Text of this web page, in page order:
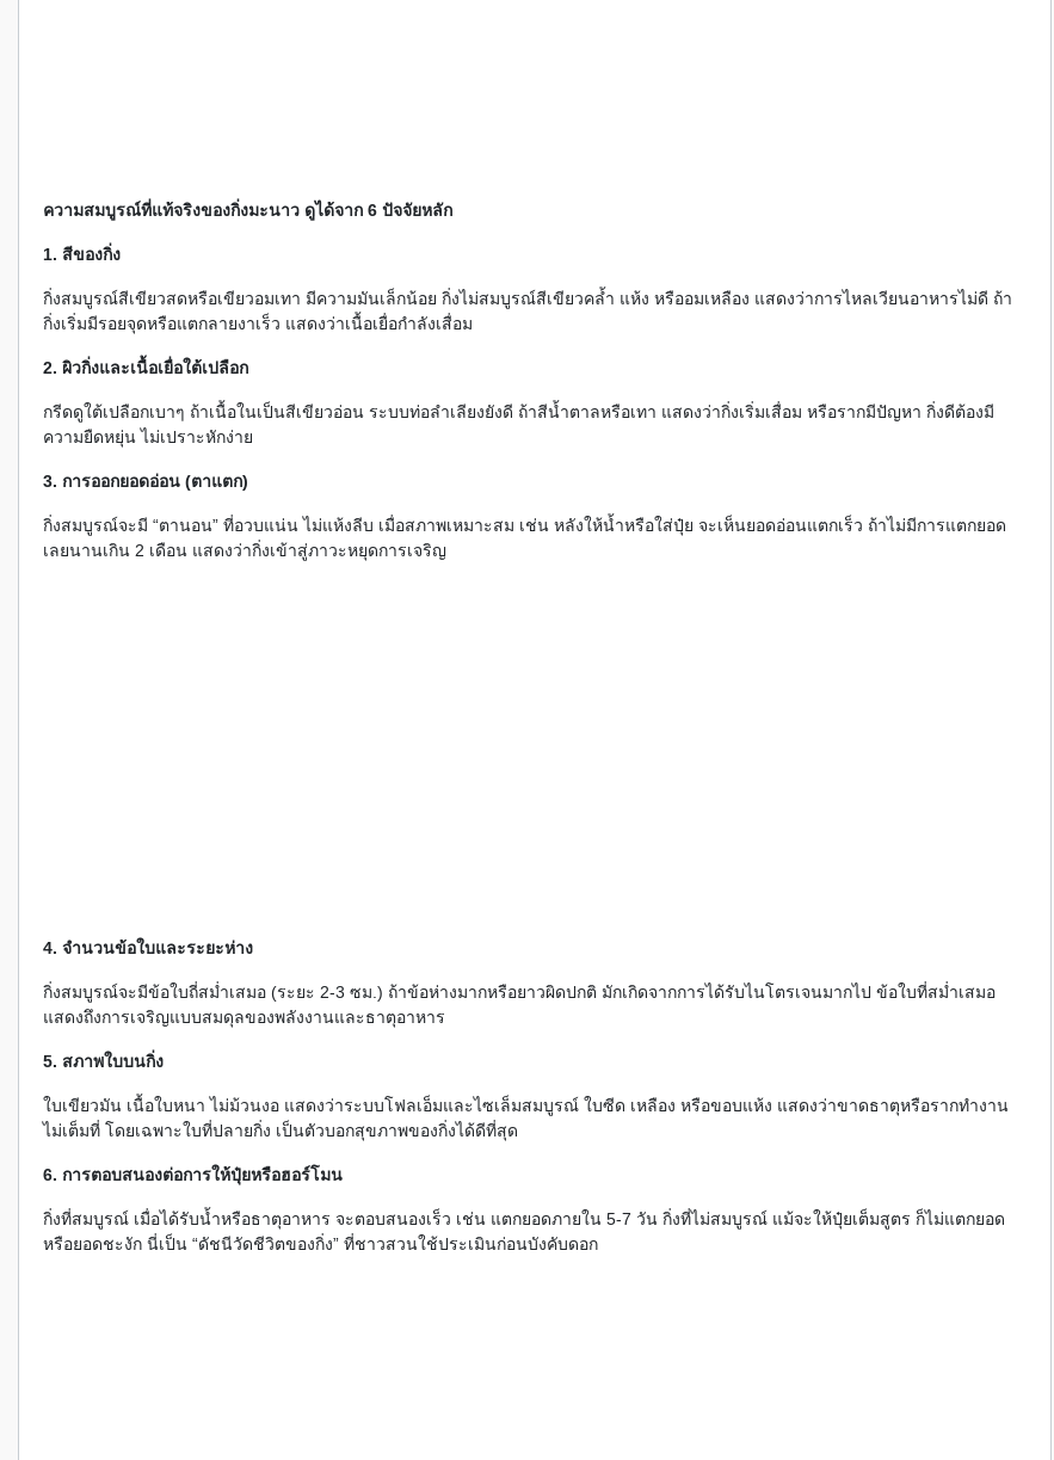
ความสมบูรณ์ที่แท้จริงของกิ่งมะนาว ดูได้จาก 6 ปัจจัยหลัก
1. สีของกิ่ง
กิ่งสมบูรณ์สีเขียวสดหรือเขียวอมเทา มีความมันเล็กน้อย กิ่งไม่สมบูรณ์สีเขียวคล้ำ แห้ง หรืออมเหลือง แสดงว่าการไหลเวียนอาหารไม่ดี ถ้า
กิ่งเริ่มมีรอยจุดหรือแตกลายงาเร็ว แสดงว่าเนื้อเยื่อกำลังเสื่อม
2. ผิวกิ่งและเนื้อเยื่อใต้เปลือก
กรีดดูใต้เปลือกเบาๆ ถ้าเนื้อในเป็นสีเขียวอ่อน ระบบท่อลำเลียงยังดี ถ้าสีน้ำตาลหรือเทา แสดงว่ากิ่งเริ่มเสื่อม หรือรากมีปัญหา กิ่งดีต้องมี
ความยืดหยุ่น ไม่เปราะหักง่าย
3. การออกยอดอ่อน (ตาแตก)
กิ่งสมบูรณ์จะมี “ตานอน” ที่อวบแน่น ไม่แห้งลีบ เมื่อสภาพเหมาะสม เช่น หลังให้น้ำหรือใส่ปุ๋ย จะเห็นยอดอ่อนแตกเร็ว ถ้าไม่มีการแตกยอด
เลยนานเกิน 2 เดือน แสดงว่ากิ่งเข้าสู่ภาวะหยุดการเจริญ
4. จำนวนข้อใบและระยะห่าง
กิ่งสมบูรณ์จะมีข้อใบถี่สม่ำเสมอ (ระยะ 2-3 ซม.) ถ้าข้อห่างมากหรือยาวผิดปกติ มักเกิดจากการได้รับไนโตรเจนมากไป ข้อใบที่สม่ำเสมอ
แสดงถึงการเจริญแบบสมดุลของพลังงานและธาตุอาหาร
5. สภาพใบบนกิ่ง
ใบเขียวมัน เนื้อใบหนา ไม่ม้วนงอ แสดงว่าระบบโฟลเอ็มและไซเล็มสมบูรณ์ ใบซีด เหลือง หรือขอบแห้ง แสดงว่าขาดธาตุหรือรากทำงาน
ไม่เต็มที่ โดยเฉพาะใบที่ปลายกิ่ง เป็นตัวบอกสุขภาพของกิ่งได้ดีที่สุด
6. การตอบสนองต่อการให้ปุ๋ยหรือฮอร์โมน
กิ่งที่สมบูรณ์ เมื่อได้รับน้ำหรือธาตุอาหาร จะตอบสนองเร็ว เช่น แตกยอดภายใน 5-7 วัน กิ่งที่ไม่สมบูรณ์ แม้จะให้ปุ๋ยเต็มสูตร ก็ไม่แตกยอด
หรือยอดชะงัก นี่เป็น “ดัชนีวัดชีวิตของกิ่ง” ที่ชาวสวนใช้ประเมินก่อนบังคับดอก